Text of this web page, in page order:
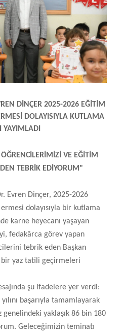
DİNÇER 2025-2026 EĞİTİM
DOLAYISIYLA KUTLAMA
YAYIMLADI
VE EĞİTİM
TEBRİK EDİYORUM"
Evren Dinçer, 2025-2026
dolayısıyla bir kutlama
karne heyecanı yaşayan
fedakârca görev yapan
tebrik eden Başkan
yaz tatili geçirmeleri
şu ifadelere yer verdi:
başarıyla tamamlayarak
yaklaşık 86 bin 180
Geleceğimizin teminatı